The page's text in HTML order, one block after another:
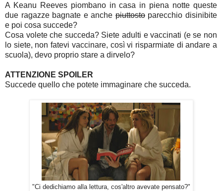
A Keanu Reeves piombano in casa in piena notte queste
due ragazze bagnate e anchepiuttostoparecchio disinibite
e poi cosa succede?
Cosa volete che succeda? Siete adulti e vaccinati (e se non
lo siete, non fatevi vaccinare, così vi risparmiate di andare a
scuola), devo proprio stare a dirvelo?
ATTENZIONE SPOILER
Succede quello che potete immaginare che succeda.
"Ci dedichiamo alla lettura, cos'altro avevate pensato?"